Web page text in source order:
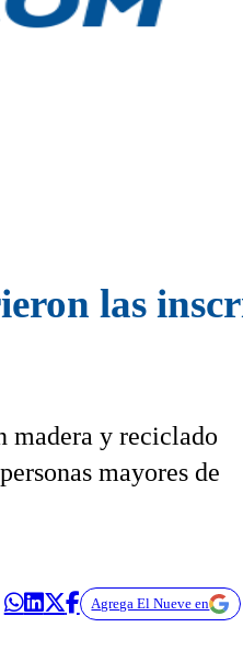
las
madera y reciclado
mayores de
Agrega El Nueve en